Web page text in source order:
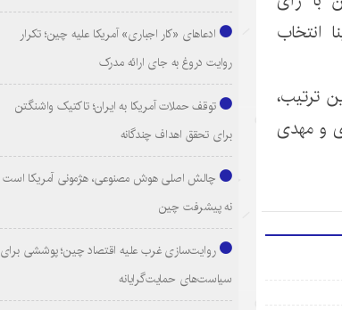
انتخاب
ترتیب،
و مهدی
ادعاهای «کار اجباری» آمریکا علیه چین؛ تکرار
روایت دروغ به جای ارائه مدرک
توقف حملات آمریکا به ایران؛ تاکتیک واشنگتن
برای تحقق اهداف چندگانه
چالش اصلی هوش مصنوعی، هژمونی آمریکا است
نه پیشرفت چین
روایت‌سازی غرب علیه اقتصاد چین؛ پوششی برای
سیاست‌های حمایت‌گرایانه